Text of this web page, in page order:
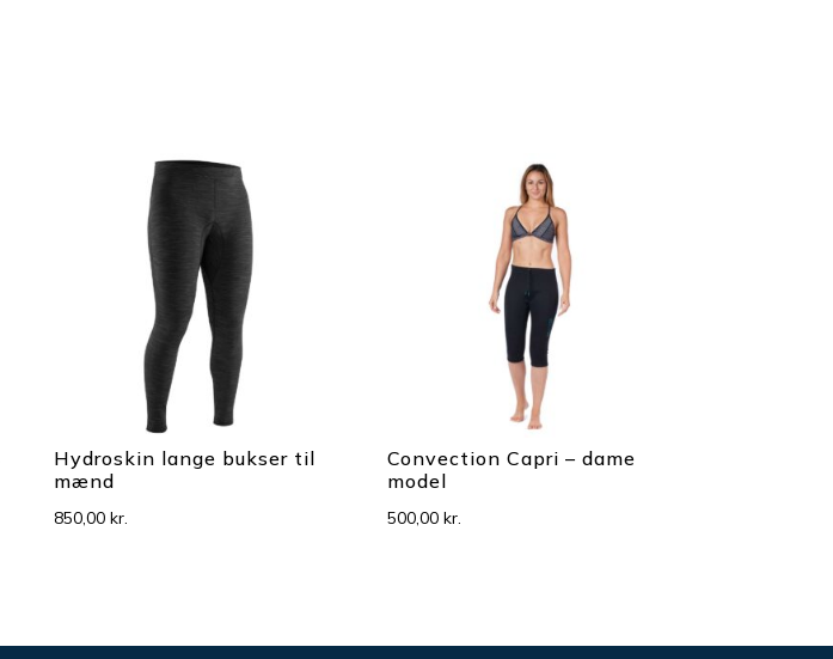
Hydroskin lange bukser til
mænd
850,00kr.
Convection Capri – dame
model
500,00kr.